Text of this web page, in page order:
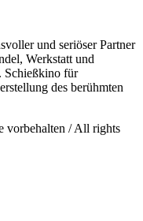
und seriöser Partner
Werkstatt und
Schießkino für
des berühmten
vorbehalten / All rights